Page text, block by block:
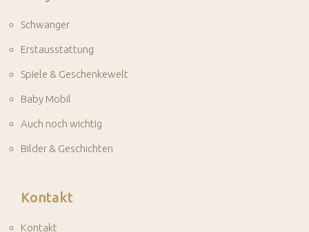
Schwanger
Erstausstattung
Spiele & Geschenkewelt
Baby Mobil
Auch noch wichtig
Bilder & Geschichten
Kontakt
Kontakt